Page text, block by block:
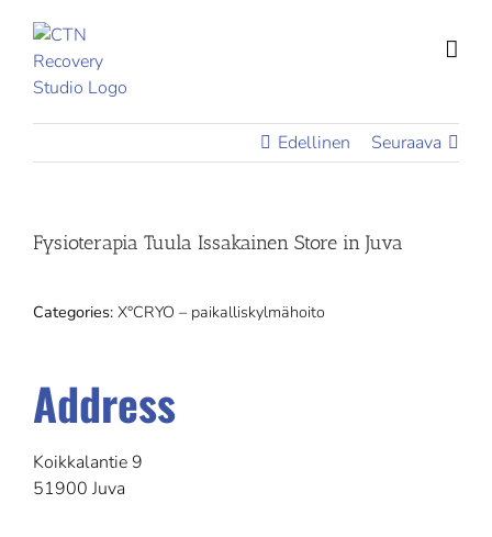
content
Edellinen Seuraava
Fysioterapia Tuula Issakainen Store in Juva
Categories: X°CRYO – paikalliskylmähoito
Address
Koikkalantie 9
51900 Juva